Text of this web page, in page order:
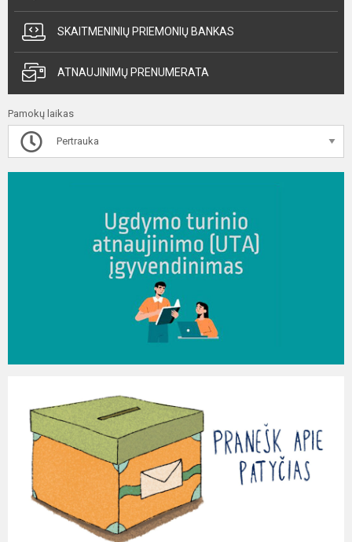
SKAITMENINIŲ PRIEMONIŲ BANKAS
ATNAUJINIMŲ PRENUMERATA
Pamokų laikas
Pertrauka